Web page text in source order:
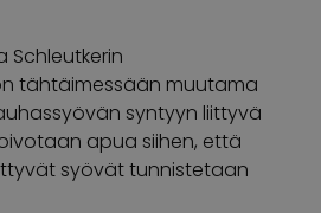
Schleutkerin
tähtäimessään muutama
syntyyn liittyvä
apua siihen, että
syövät tunnistetaan